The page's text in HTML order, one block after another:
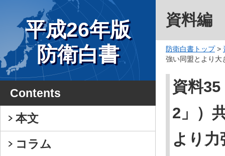
平成26年版
防衛白書
Contents
本文
コラム
資料編
防衛白書トップ>
強い同盟とより大
資料
2」）
より